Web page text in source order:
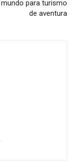
para turismo
de aventura